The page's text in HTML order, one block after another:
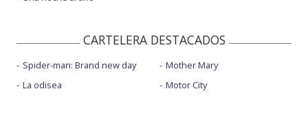
CARTELERA DESTACADOS
Spider-man: Brand new day
La odisea
Mother Mary
Motor City